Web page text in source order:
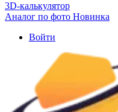
3D-калькулятор
Аналог по фото Новинка
Войти